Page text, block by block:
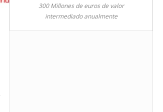
300 Millones de euros de valor
intermediado anualmente